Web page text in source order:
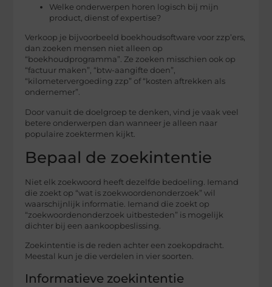
Welke onderwerpen horen logisch bij mijn
product, dienst of expertise?
Verkoop je bijvoorbeeld boekhoudsoftware voor zzp’ers,
dan zoeken mensen niet alleen op
“boekhoudprogramma”. Ze zoeken misschien ook op
“factuur maken”, “btw-aangifte doen”,
“kilometervergoeding zzp” of “kosten aftrekken als
ondernemer”.
Door vanuit de doelgroep te denken, vind je vaak veel
betere onderwerpen dan wanneer je alleen naar
populaire zoektermen kijkt.
Bepaal de zoekintentie
Niet elk zoekwoord heeft dezelfde bedoeling. Iemand
die zoekt op “wat is zoekwoordenonderzoek” wil
waarschijnlijk informatie. Iemand die zoekt op
“zoekwoordenonderzoek uitbesteden” is mogelijk
dichter bij een aankoopbeslissing.
Zoekintentie is de reden achter een zoekopdracht.
Meestal kun je die verdelen in vier soorten.
Informatieve zoekintentie